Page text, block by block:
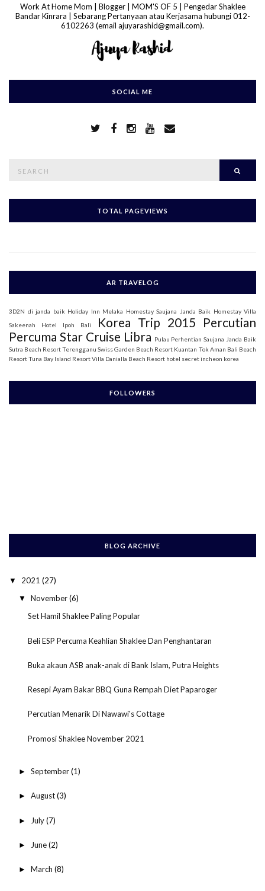
Work At Home Mom | Blogger | MOM'S OF 5 | Pengedar Shaklee
Bandar Kinrara | Sebarang Pertanyaan atau Kerjasama hubungi 012-
6102263 (email ajuyarashid@gmail.com).
SOCIAL ME
c
f
TOTAL PAGEVIEWS
AR TRAVELOG
3D2N di janda baik Holiday Inn Melaka Homestay Saujana Janda Baik Homestay Villa
Sakeenah
Hotel Ipoh Bali Korea Trip 2015 Percutian
Percuma Star Cruise Libra Pulau Perhentian Saujana Janda Baik
Sutra Beach Resort Terengganu Swiss Garden Beach Resort Kuantan Tok Aman Bali Beach
ResortTuna Bay Island ResortVilla Danialla Beach Resort hotel secret incheon korea
FOLLOWERS
BLOG ARCHIVE
▼ 2021 (27)
▼ November(6)
Set Hamil Shaklee Paling Popular
Beli ESP Percuma Keahlian Shaklee Dan Penghantaran
Buka akaun ASB anak-anak di Bank Islam, Putra Heights
Resepi Ayam Bakar BBQ Guna Rempah Diet Paparoger
Percutian Menarik Di Nawawi's Cottage
Promosi Shaklee November 2021
► September(1)
► August(3)
► July(7)
► June(2)
► March (8)